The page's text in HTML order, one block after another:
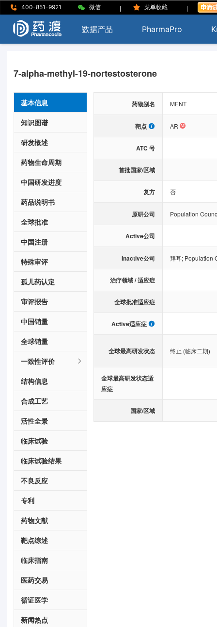
400-851-9921 | 微信 | 菜单收藏 |
数据产品 PharmaPro
7-alpha-methyl-19-nortestosterone
基本信息
知识图谱
研发概述
药物生命周期
中国研发进度
药品说明书
全球批准
中国注册
特殊审评
孤儿药认定
审评报告
中国销量
全球销量
一致性评价
结构信息
合成工艺
活性全景
临床试验
临床试验结果
不良反应
专利
药物文献
靶点综述
临床指南
医药交易
循证医学
新闻热点
药物别名 MENT
靶点 AR
ATC 号
首批国家/区域
复方 否
原研公司 Population
Active公司
Inactive公司 拜耳; Population
治疗领域 / 适应症
全球批准适应症
Active适应症
全球最高研发状态 终止 (临床二期)
全球最高研发状态适
应症
国家/区域